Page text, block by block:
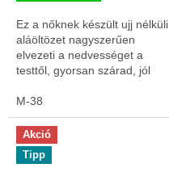
Ez a nőknek készült ujj nélküli
aláöltözet nagyszerűen
elvezeti a nedvességet a
testtől, gyorsan szárad, jól
M-38
Akció
Tipp